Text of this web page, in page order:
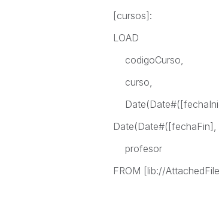
[cursos]:
LOAD
codigoCurso,
curso,
profesor
FROM [lib://